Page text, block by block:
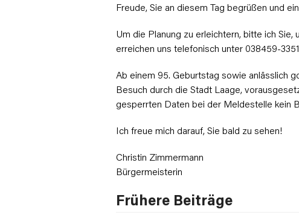
Freude, Sie an diesem Tag begrüßen und
Um die Planung zu erleichtern, bitte ich
erreichen uns telefonisch unter 038459-
Ab einem 95. Geburtstag sowie anlässlich
Besuch durch die Stadt Laage,
gesperrten Daten bei der Meldestelle kein
Ich freue mich darauf, Sie bald zu sehen!
Christin Zimmermann
Bürgermeisterin
Frühere Beiträge